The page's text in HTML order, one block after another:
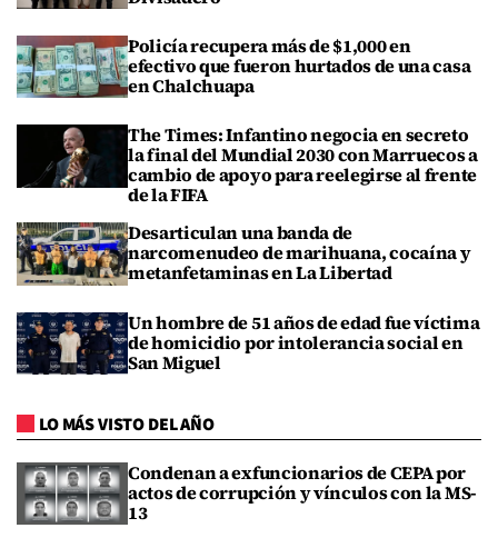
Policía recupera más de $1,000 en
efectivo que fueron hurtados de una casa
en Chalchuapa
The Times: Infantino negocia en secreto
la final del Mundial 2030 con Marruecos a
cambio de apoyo para reelegirse al frente
de la FIFA
Desarticulan una banda de
narcomenudeo de marihuana, cocaína y
metanfetaminas en La Libertad
Un hombre de 51 años de edad fue víctima
de homicidio por intolerancia social en
San Miguel
LO MÁS VISTO DEL AÑO
Condenan a exfuncionarios de CEPA por
actos de corrupción y vínculos con la MS-
13